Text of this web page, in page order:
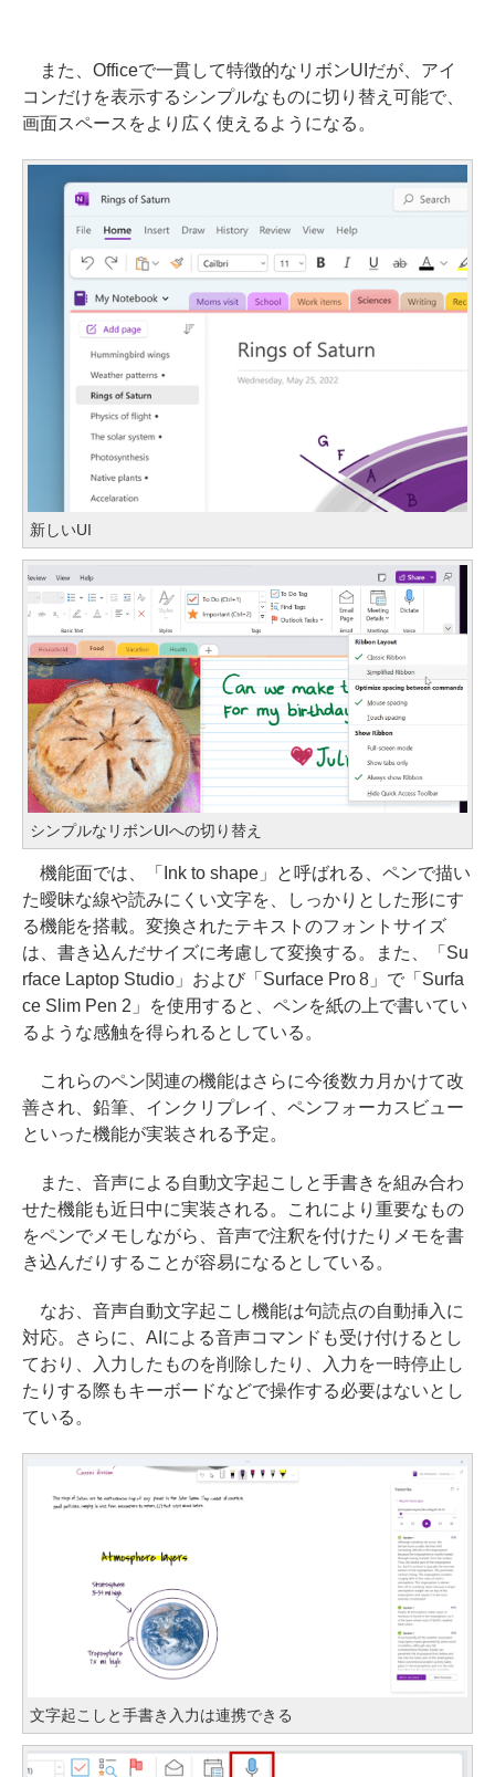
また、Officeで一貫して特徴的なリボンUIだが、アイ
コンだけを表示するシンプルなものに切り替え可能で、
画面スペースをより広く使えるようになる。
新しいUI
シンプルなリボンUIへの切り替え
機能面では、「Ink to shape」と呼ばれる、ペンで描い
た曖昧な線や読みにくい文字を、しっかりとした形にす
る機能を搭載。変換されたテキストのフォントサイズ
は、書き込んだサイズに考慮して変換する。また、「Su
rface Laptop Studio」および「Surface Pro 8」で「Surfa
ce Slim Pen 2」を使用すると、ペンを紙の上で書いてい
るような感触を得られるとしている。
これらのペン関連の機能はさらに今後数カ月かけて改
善され、鉛筆、インクリプレイ、ペンフォーカスビュー
といった機能が実装される予定。
また、音声による自動文字起こしと手書きを組み合わ
せた機能も近日中に実装される。これにより重要なもの
をペンでメモしながら、音声で注釈を付けたりメモを書
き込んだりすることが容易になるとしている。
なお、音声自動文字起こし機能は句読点の自動挿入に
対応。さらに、AIによる音声コマンドも受け付けるとし
ており、入力したものを削除したり、入力を一時停止し
たりする際もキーボードなどで操作する必要はないとし
ている。
文字起こしと手書き入力は連携できる